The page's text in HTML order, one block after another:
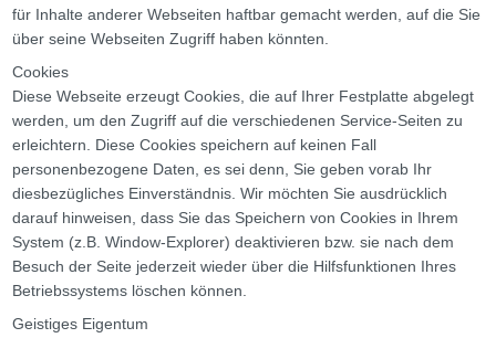
für Inhalte anderer Webseiten haftbar gemacht werden, auf die Sie
über seine Webseiten Zugriff haben könnten.
Cookies
Diese Webseite erzeugt Cookies, die auf Ihrer Festplatte abgelegt
werden, um den Zugriff auf die verschiedenen Service-Seiten zu
erleichtern. Diese Cookies speichern auf keinen Fall
personenbezogene Daten, es sei denn, Sie geben vorab Ihr
diesbezügliches Einverständnis. Wir möchten Sie ausdrücklich
darauf hinweisen, dass Sie das Speichern von Cookies in Ihrem
System (z.B. Window-Explorer) deaktivieren bzw. sie nach dem
Besuch der Seite jederzeit wieder über die Hilfsfunktionen Ihres
Betriebssystems löschen können.
Geistiges Eigentum